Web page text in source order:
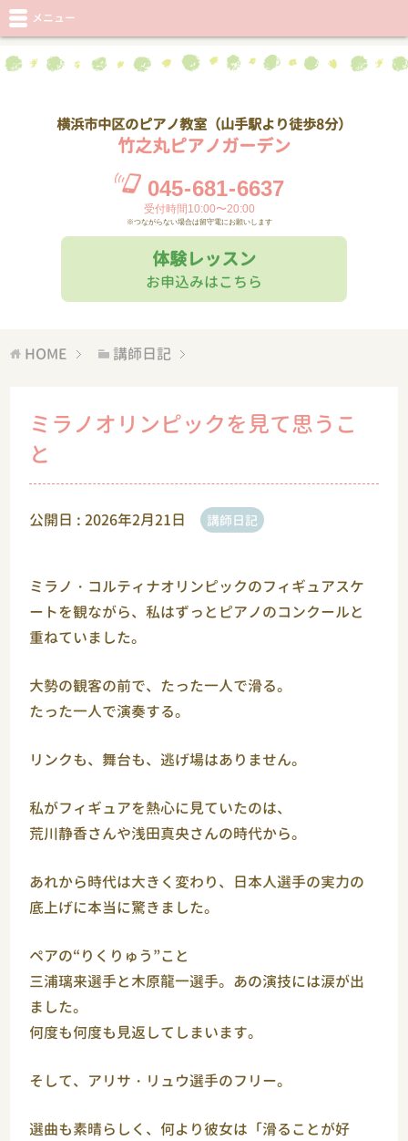
横浜市中区のピアノ教室（山手駅より徒歩8分）
竹之丸ピアノガーデン
045-681-6637
受付時間10:00〜20:00
※つながらない場合は留守電にお願いします
体験レッスン
お申込みはこちら
メニュー
HOME 講師日記
ミラノオリンピックを見て思うこ
と
公開日 :2026年2月21日 講師日記
ミラノ・コルティナオリンピックのフィギュアスケ
ートを観ながら、私はずっとピアノのコンクールと
重ねていました。
大勢の観客の前で、たった一人で滑る。
たった一人で演奏する。
リンクも、舞台も、逃げ場はありません。
私がフィギュアを熱心に見ていたのは、
荒川静香さんや浅田真央さんの時代から。
あれから時代は大きく変わり、日本人選手の実力の
底上げに本当に驚きました。
ペアの“りくりゅう”こと
三浦璃来選手と木原龍一選手。あの演技には涙が出
ました。
何度も何度も見返してしまいます。
そして、 アリサ・リュウ選手のフリー。
選曲も素晴らしく、何より彼女は「滑ることが好